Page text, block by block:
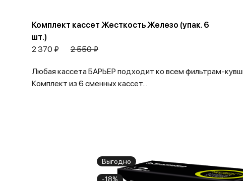
Комплект кассет Жесткость Железо (упак. 6
шт.)
2 370 ₽
2 550 ₽
Любая кассета БАРЬЕР подходит ко всем фильтрам-
Комплект из 6 сменных кассет...
Выгодно
-18%